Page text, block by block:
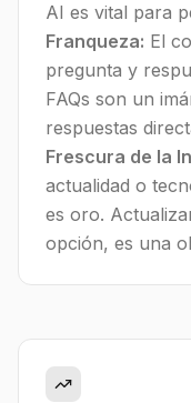
AI es vital para
Franqueza: El
pregunta y
FAQs son un
respuestas
Frescura de la
actualidad o
es oro.
opción, es una